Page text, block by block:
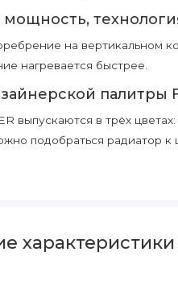
на вертикальном
нагревается быстрее.
палитры
выпускаются в трёх
подобраться радиатор к
– новое поколение